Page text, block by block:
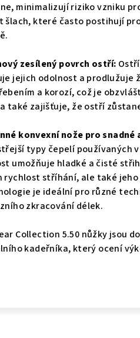
minimalizují riziko vzniku
šlach, které často postihují
zesílený povrch ostří:
jejich odolnost a prodlužuje
a korozí, což je
také zajišťuje, že ostří
konvexní nože pro snadné
typy čepelí používaných
umožňuje hladké a čisté
rychlost stříhání, ale také
je ideální pro různé
zkracování délek.
Collection 5.50 nůžky jsou
kadeřníka, který ocení